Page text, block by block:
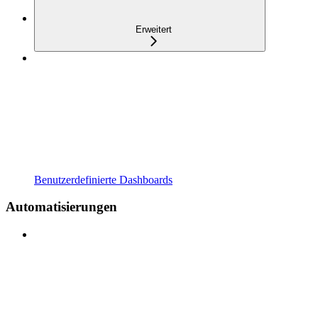
Erweitert
Benutzerdefinierte Dashboards
Automatisierungen